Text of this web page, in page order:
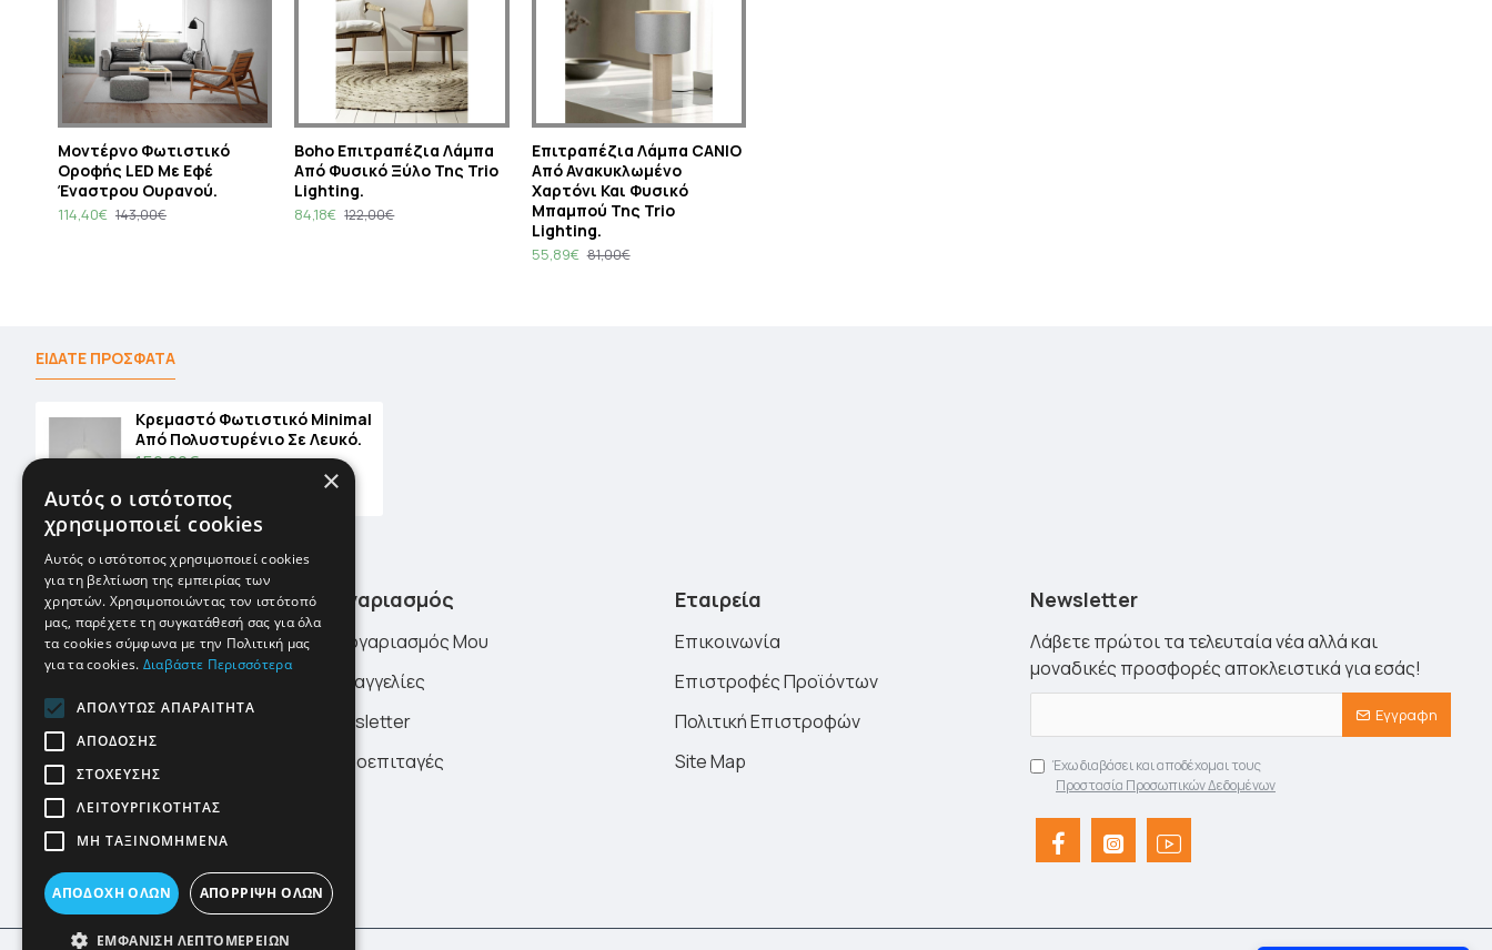
Μοντέρνο Φωτιστικό
Οροφής LED Με Εφέ
Έναστρου Ουρανού.
114,40€ 143,00€
Boho Επιτραπέζια Λάμπα
Από Φυσικό Ξύλο Της Trio
Lighting.
84,18€ 122,00€
Eπιτραπέζια Λάμπα CANIO
Από Ανακυκλωμένο
Χαρτόνι Και Φυσικό
Μπαμπού Της Trio
Lighting.
55,89€ 81,00€
ΕΙΔΑΤΕ ΠΡΟΣΦΑΤΑ
Κρεμαστό Φωτιστικό Minimal
Από Πολυστυρένιο Σε Λευκό.
150,00€
Χρήσιμα Links
Σχετικά Με Εμάς
Τρόποι Αποστολής
Προστασία Προσωπικών
Δεδομένων
Νέα
Όροι Χρήσης
Λογαριασμός
Ο Λογαριασμός Μου
Παραγγελίες
Newsletter
Δωροεπιταγές
Εταιρεία
Επικοινωνία
Επιστροφές Προϊόντων
Πολιτική Επιστροφών
Site Map
Newsletter
Λάβετε πρώτοι τα τελευταία νέα αλλά και
μοναδικές προσφορές αποκλειστικά για εσάς!
Εγγραφη
Έχω διαβάσει και αποδέχομαι τους
Προστασία Προσωπικών Δεδομένων
×
Αυτός ο ιστότοπος
χρησιμοποιεί cookies
Αυτός ο ιστότοπος χρησιμοποιεί cookies
για τη βελτίωση της εμπειρίας των
χρηστών. Χρησιμοποιώντας τον ιστότοπό
μας, παρέχετε τη συγκατάθεσή σας για όλα
τα cookies σύμφωνα με την Πολιτική μας
για τα cookies. Διαβάστε Περισσότερα
ΑΠΟΛΎΤΩΣ ΑΠΑΡΑΊΤΗΤΑ
ΑΠΌΔΟΣΗΣ
ΣΤΌΧΕΥΣΗΣ
ΛΕΙΤΟΥΡΓΙΚΌΤΗΤΑΣ
ΜΗ ΤΑΞΙΝΟΜΗΜΈΝΑ
ΑΠΟΔΟΧΉ ΌΛΩΝ ΑΠΌΡΡΙΨΗ ΌΛΩΝ
ΕΜΦΆΝΙΣΗ ΛΕΠΤΟΜΕΡΕΙΏΝ